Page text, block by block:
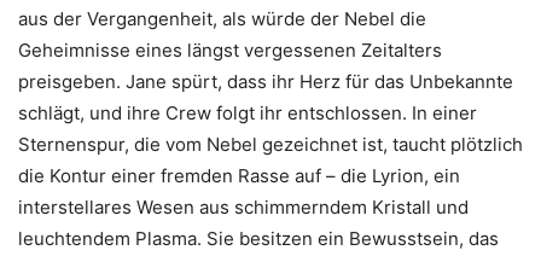
aus der Vergangenheit, als würde der Nebel die
Geheimnisse eines längst vergessenen Zeitalters
preisgeben. Jane spürt, dass ihr Herz für das Unbekannte
schlägt, und ihre Crew folgt ihr entschlossen. In einer
Sternenspur, die vom Nebel gezeichnet ist, taucht plötzlich
die Kontur einer fremden Rasse auf – die Lyrion, ein
interstellares Wesen aus schimmerndem Kristall und
leuchtendem Plasma. Sie besitzen ein Bewusstsein, das